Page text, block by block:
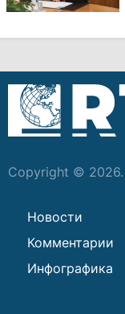
Copyright ©
Новости
Комментарии
Инфографика